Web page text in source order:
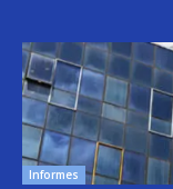
Informes